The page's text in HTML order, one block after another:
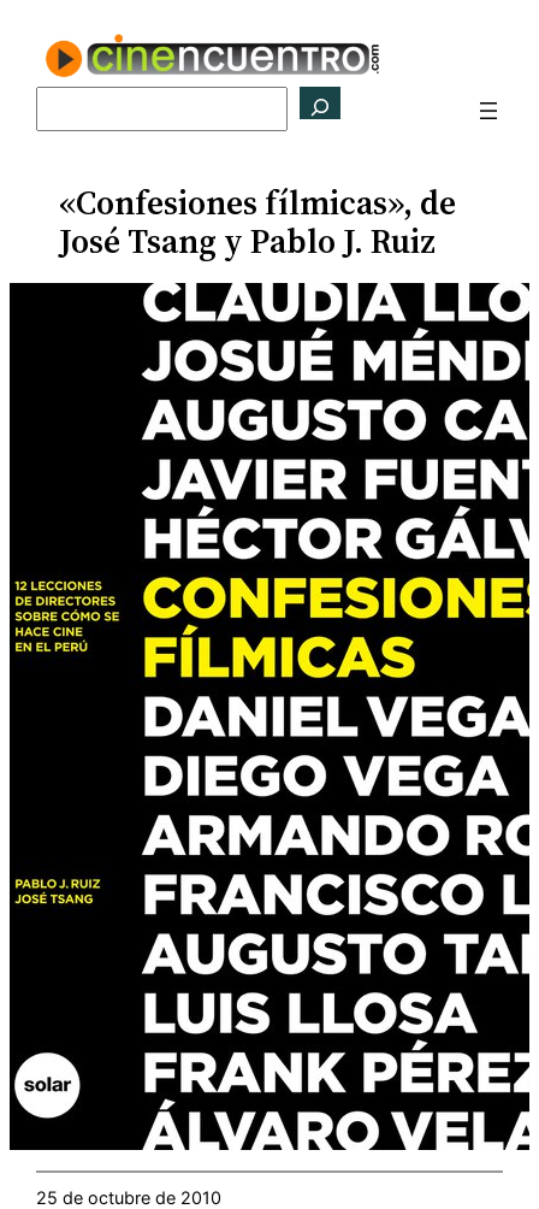
contenido
«Confesiones fílmicas», de
José Tsang y Pablo J. Ruiz
25 de octubre de 2010